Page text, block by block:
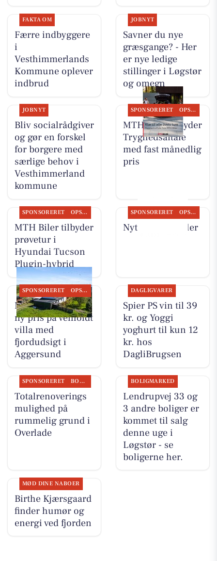
FAKTA OM
Færre indbyggere
i
Vesthimmerlands
Kommune oplever
indbrud
JOBNYT
Savner du nye
græsgange? - Her
er nye ledige
stillinger i Løgstør
og omegn
JOBNYT
Bliv socialrådgiver
og gør en forskel
for borgere med
særlige behov i
Vesthimmerland
kommune
SPONSORERET OPSLAGSTAVLEN
MTH Biler tilbyder
Tryghedsaftale
med fast månedlig
pris
SPONSORERET OPSLAGSTAVLEN
MTH Biler tilbyder
prøvetur i
Hyundai Tucson
Plugin-hybrid
SPONSORERET OPSLAGSTAVLEN
Nyt fra MTH Biler
SPONSORERET OPSLAGSTAVLEN
Mæglerhuset har
ny pris på velholdt
villa med
fjordudsigt i
Aggersund
DAGLIGVARER
Spier PS vin til 39
kr. og Yoggi
yoghurt til kun 12
kr. hos
DagliBrugsen
SPONSORERET BOLIGMARKED
Totalrenoverings
mulighed på
rummelig grund i
Overlade
BOLIGMARKED
Lendrupvej 33 og
3 andre boliger er
kommet til salg
denne uge i
Løgstør - se
boligerne her.
MØD DINE NABOER
Birthe Kjærsgaard
finder humør og
energi ved fjorden